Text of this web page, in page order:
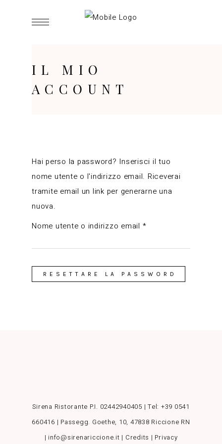
IL MIO
ACCOUNT
Hai perso la password? Inserisci il tuo
nome utente o l'indirizzo email. Riceverai
tramite email un link per generarne una
nuova.
Nome utente o indirizzo email *Richiesto
RESETTARE LA PASSWORD
Sirena Ristorante P.I. 02442940405 | Tel: +39 0541
660416 | Passegg. Goethe, 10, 47838 Riccione RN
| info@sirenariccione.it | Credits | Privacy